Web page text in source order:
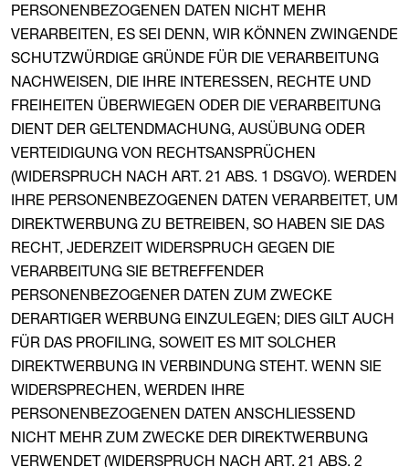
PERSONENBEZOGENEN DATEN NICHT MEHR
VERARBEITEN, ES SEI DENN, WIR KÖNNEN ZWINGENDE
SCHUTZWÜRDIGE GRÜNDE FÜR DIE VERARBEITUNG
NACHWEISEN, DIE IHRE INTERESSEN, RECHTE UND
FREIHEITEN ÜBERWIEGEN ODER DIE VERARBEITUNG
DIENT DER GELTENDMACHUNG, AUSÜBUNG ODER
VERTEIDIGUNG VON RECHTSANSPRÜCHEN
(WIDERSPRUCH NACH ART. 21 ABS. 1 DSGVO). WERDEN
IHRE PERSONENBEZOGENEN DATEN VERARBEITET, UM
DIREKTWERBUNG ZU BETREIBEN, SO HABEN SIE DAS
RECHT, JEDERZEIT WIDERSPRUCH GEGEN DIE
VERARBEITUNG SIE BETREFFENDER
PERSONENBEZOGENER DATEN ZUM ZWECKE
DERARTIGER WERBUNG EINZULEGEN; DIES GILT AUCH
FÜR DAS PROFILING, SOWEIT ES MIT SOLCHER
DIREKTWERBUNG IN VERBINDUNG STEHT. WENN SIE
WIDERSPRECHEN, WERDEN IHRE
PERSONENBEZOGENEN DATEN ANSCHLIESSEND
NICHT MEHR ZUM ZWECKE DER DIREKTWERBUNG
VERWENDET (WIDERSPRUCH NACH ART. 21 ABS. 2